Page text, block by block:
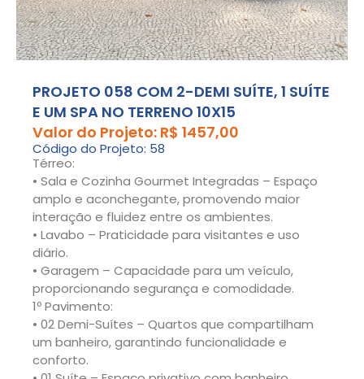
PROJETO 058 COM 2-DEMI SUÍTE, 1 SUÍTE
E UM SPA NO TERRENO 10X15
Valor do Projeto: R$ 1457,00
Código do Projeto: 58
Térreo:
• Sala e Cozinha Gourmet Integradas – Espaço
amplo e aconchegante, promovendo maior
interação e fluidez entre os ambientes.
• Lavabo – Praticidade para visitantes e uso
diário.
• Garagem – Capacidade para um veículo,
proporcionando segurança e comodidade.
1º Pavimento:
• 02 Demi-Suítes – Quartos que compartilham
um banheiro, garantindo funcionalidade e
conforto.